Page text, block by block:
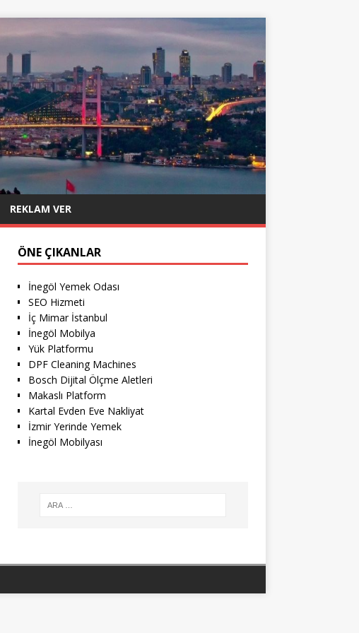
REKLAM VER
ÖNE ÇIKANLAR
İnegöl Yemek Odası
SEO Hizmeti
İç Mimar İstanbul
İnegöl Mobilya
Yük Platformu
DPF Cleaning Machines
Bosch Dijital Ölçme Aletleri
Makaslı Platform
Kartal Evden Eve Nakliyat
İzmir Yerinde Yemek
İnegöl Mobilyası